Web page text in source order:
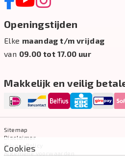
Openingstijden
Elke maandag t/m vrijdag
van 09.00 tot 17.00 uur
Makkelijk en veilig
Sitemap
Disclaimer
Privacy Policy
Algemene voorwaarden
Cookies